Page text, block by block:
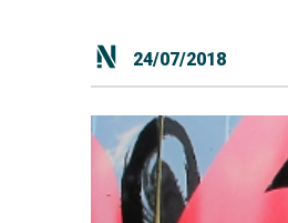
24/07/2018